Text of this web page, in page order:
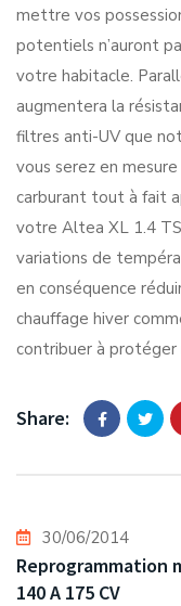
mettre vos
potentiels n’auront
votre habitacle.
augmentera la
filtres anti-UV que
vous serez en
carburant tout à fait
votre Altea XL 1.4
variations de
en conséquence
chauffage hiver
contribuer à
Share:
30/06/2014
Reprogrammation
140 A 175 CV